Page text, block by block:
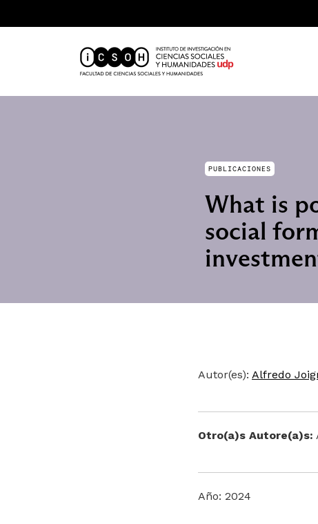
PUBLICACIONES
What is
social
Autor(es): Alfredo
Otro(a)s Autore(a)s:
Año: 2024